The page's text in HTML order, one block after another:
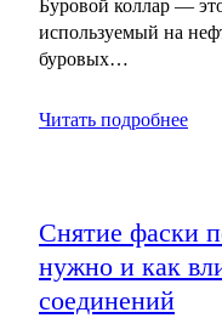
Буровой коллар —
используемый на
буровых…
Читать подробнее
Снятие фаски
нужно и как
соединений